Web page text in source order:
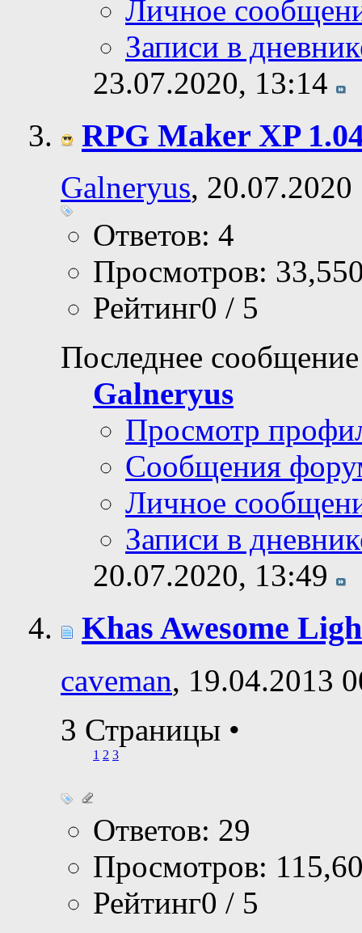
Личное
Записи в
23.07.2020, 13:14
RPG Maker XP
Galneryus, 20.07.2020
Ответов: 4
Просмотров:
Рейтинг0 / 5
Последнее
Galneryus
Просмотр
Сообщения
Личное
Записи в
20.07.2020, 13:49
Khas Awesome
caveman, 19.04.2013
3 Страницы •
1 2 3
Ответов: 29
Просмотров:
Рейтинг0 / 5